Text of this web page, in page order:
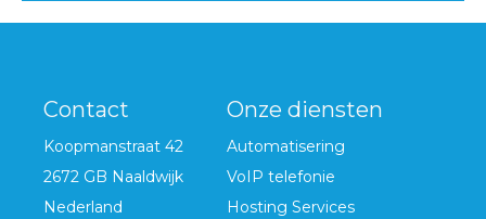
Contact
Koopmanstraat 42
2672 GB Naaldwijk
Nederland
Onze diensten
Automatisering
VoIP telefonie
Hosting Services